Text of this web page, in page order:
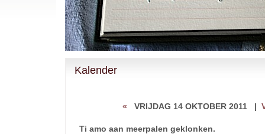
Kalender
« VRIJDAG 14 OKTOBER 2011|
Ti amo aan meerpalen geklonken.